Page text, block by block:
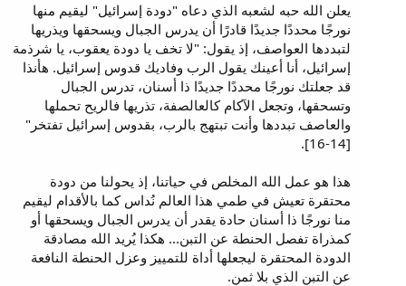
يعلن الله حبه لشعبه الذي دعاه "دودة إسرائيل" ليقيم منها
نورجًا محددًا جديدًا قادرًا أن يدرس الجبال ويسحقها ويذريها
لتبددها العواصف، إذ يقول: "لا تخف يا دودة يعقوب، يا شرذمة
إسرائيل، أنا أعينك يقول الرب وفاديك قدوس إسرائيل. هأنذا
قد جعلتك نورجًا محددًا جديدًا ذا أسنان، تدرس الجبال
وتسحقها، وتجعل الآكام كالعالصفة، تذريها فالريح تحملها
والعاصف تبددها وأنت تبتهج بالرب، بقدوس إسرائيل تفتخر"
[14-16].
هذا هو عمل الله المخلص في حياتنا، إذ يحولنا من دودة
محتقرة تعيش في طمي هذا العالم نُداس كما بالأقدام ليقيم
منا نورجًا ذا أسنان حادة يقدر أن يدرس الجبال ويسحقها أو
كمذراة تفصل الحنطة عن التبن... هكذا يُريد الله مصادقة
الدودة المحتقرة ليجعلها أداة للتمييز وعزل الحنطة النافعة
عن التبن الذي بلا ثمن.